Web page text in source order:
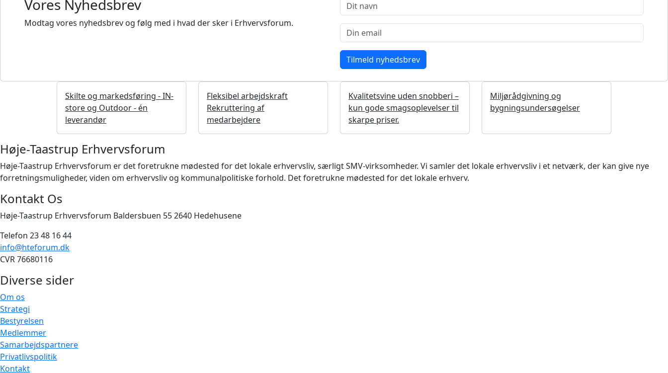
Vores Nyhedsbrev
Modtag vores nyhedsbrev og følg med i hvad der sker i Erhvervsforum.
Skilte og markedsføring - IN-
store og Outdoor - én
leverandør
Fleksibel arbejdskraft
Rekruttering af
medarbejdere
Kvalitetsvine uden snobberi –
kun gode smagsoplevelser til
skarpe priser.
Miljørådgivning og
bygningsundersøgelser
Høje-Taastrup Erhvervsforum
Høje-Taastrup Erhvervsforum er det foretrukne mødested for det lokale erhvervsliv, særligt SMV-virksomheder. Vi samler det lokale erhvervsliv i et netværk, der kan give nye
forretningsmuligheder, viden om erhvervsliv og kommunalpolitiske forhold. Det foretrukne mødested for det lokale erhverv.
Kontakt Os
Høje-Taastrup Erhvervsforum Baldersbuen 55 2640 Hedehusene
Telefon 23 48 16 44
info@hteforum.dk
CVR 76680116
Diverse sider
Om os
Strategi
Bestyrelsen
Medlemmer
Samarbejdspartnere
Privatlivspolitik
Kontakt